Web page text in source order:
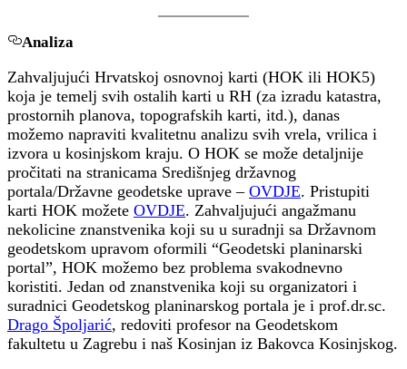
Analiza
Zahvaljujući Hrvatskoj osnovnoj karti (HOK ili HOK5)
koja je temelj svih ostalih karti u RH (za izradu katastra,
prostornih planova, topografskih karti, itd.), danas
možemo napraviti kvalitetnu analizu svih vrela, vrilica i
izvora u kosinjskom kraju. O HOK se može detaljnije
pročitati na stranicama Središnjeg državnog
portala/Državne geodetske uprave – OVDJE. Pristupiti
karti HOK možete OVDJE. Zahvaljujući angažmanu
nekolicine znanstvenika koji su u suradnji sa Državnom
geodetskom upravom oformili “Geodetski planinarski
portal”, HOK možemo bez problema svakodnevno
koristiti. Jedan od znanstvenika koji su organizatori i
suradnici Geodetskog planinarskog portala je i prof.dr.sc.
Drago Špoljarić, redoviti profesor na Geodetskom
fakultetu u Zagrebu i naš Kosinjan iz Bakovca Kosinjskog.